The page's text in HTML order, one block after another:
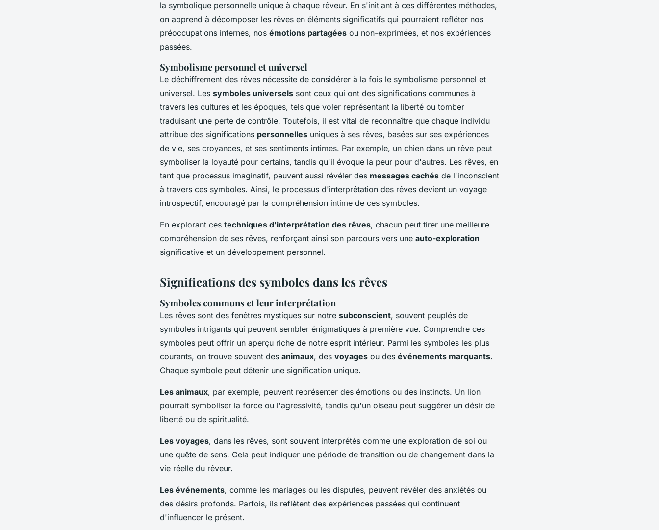
la symbolique personnelle unique à chaque rêveur. En s'initiant à ces différentes méthodes,
on apprend à décomposer les rêves en éléments significatifs qui pourraient refléter nos
préoccupations internes, nos émotions partagées ou non-exprimées, et nos expériences
passées.
Symbolisme personnel et universel
Le déchiffrement des rêves nécessite de considérer à la fois le symbolisme personnel et
universel. Les symboles universels sont ceux qui ont des significations communes à
travers les cultures et les époques, tels que voler représentant la liberté ou tomber
traduisant une perte de contrôle. Toutefois, il est vital de reconnaître que chaque individu
attribue des significations personnelles uniques à ses rêves, basées sur ses expériences
de vie, ses croyances, et ses sentiments intimes. Par exemple, un chien dans un rêve peut
symboliser la loyauté pour certains, tandis qu'il évoque la peur pour d'autres. Les rêves, en
tant que processus imaginatif, peuvent aussi révéler des messages cachés de l'inconscient
à travers ces symboles. Ainsi, le processus d'interprétation des rêves devient un voyage
introspectif, encouragé par la compréhension intime de ces symboles.
En explorant ces techniques d'interprétation des rêves, chacun peut tirer une meilleure
compréhension de ses rêves, renforçant ainsi son parcours vers une auto-exploration
significative et un développement personnel.
Significations des symboles dans les rêves
Symboles communs et leur interprétation
Les rêves sont des fenêtres mystiques sur notre subconscient, souvent peuplés de
symboles intrigants qui peuvent sembler énigmatiques à première vue. Comprendre ces
symboles peut offrir un aperçu riche de notre esprit intérieur. Parmi les symboles les plus
courants, on trouve souvent des animaux, des voyages ou des événements marquants.
Chaque symbole peut détenir une signification unique.
Les animaux, par exemple, peuvent représenter des émotions ou des instincts. Un lion
pourrait symboliser la force ou l'agressivité, tandis qu'un oiseau peut suggérer un désir de
liberté ou de spiritualité.
Les voyages, dans les rêves, sont souvent interprétés comme une exploration de soi ou
une quête de sens. Cela peut indiquer une période de transition ou de changement dans la
vie réelle du rêveur.
Les événements, comme les mariages ou les disputes, peuvent révéler des anxiétés ou
des désirs profonds. Parfois, ils reflètent des expériences passées qui continuent
d'influencer le présent.